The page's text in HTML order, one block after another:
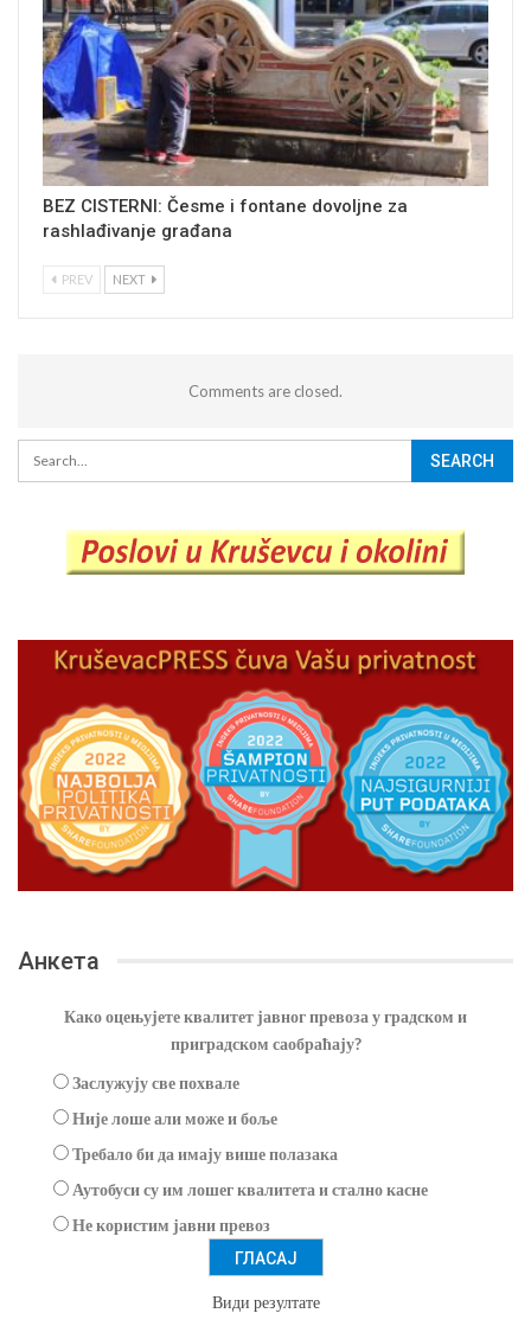
BEZ CISTERNI: Česme i fontane dovoljne za
rashlađivanje građana
PREV NEXT
Comments are closed.
Анкета
Како оцењујете квалитет јавног превоза у градском и
приградском саобраћају?
Заслужују све похвале
Није лоше али може и боље
Требало би да имају више полазака
Аутобуси су им лошег квалитета и стално касне
Не користим јавни превоз
Види резултате